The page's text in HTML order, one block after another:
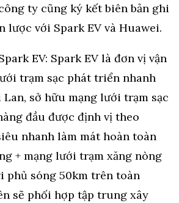
ty cũng ký kết biên bản ghi
lược với Spark EV và Huawei.
EV: Spark EV là đơn vị vận
trạm sạc phát triển nhanh
sở hữu mạng lưới trạm sạc
đầu được định vị theo
nhanh làm mát hoàn toàn
+ mạng lưới trạm xăng nòng
phủ sóng 50km trên toàn
sẽ phối hợp tập trung xây